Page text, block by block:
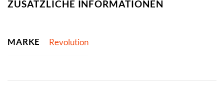
ZUSÄTZLICHE INFORMATIONEN
MARKE Revolution